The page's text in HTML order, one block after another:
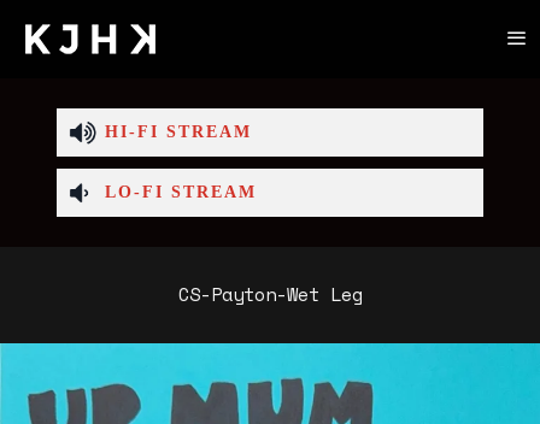
HI-FI STREAM
LO-FI STREAM
CS-Payton-Wet Leg